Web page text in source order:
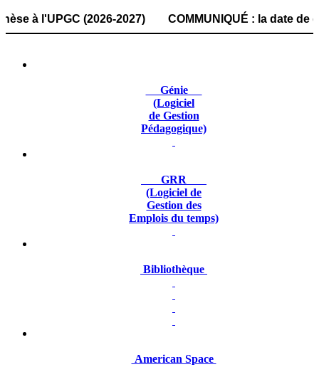
l'UPGC (2026-2027) COMMUNIQUÉ : la date de
Génie
(Logiciel
de Gestion
Pédagogique)
GRR
(Logiciel de
Gestion des
Emplois du temps)
Bibliothèque
American Space